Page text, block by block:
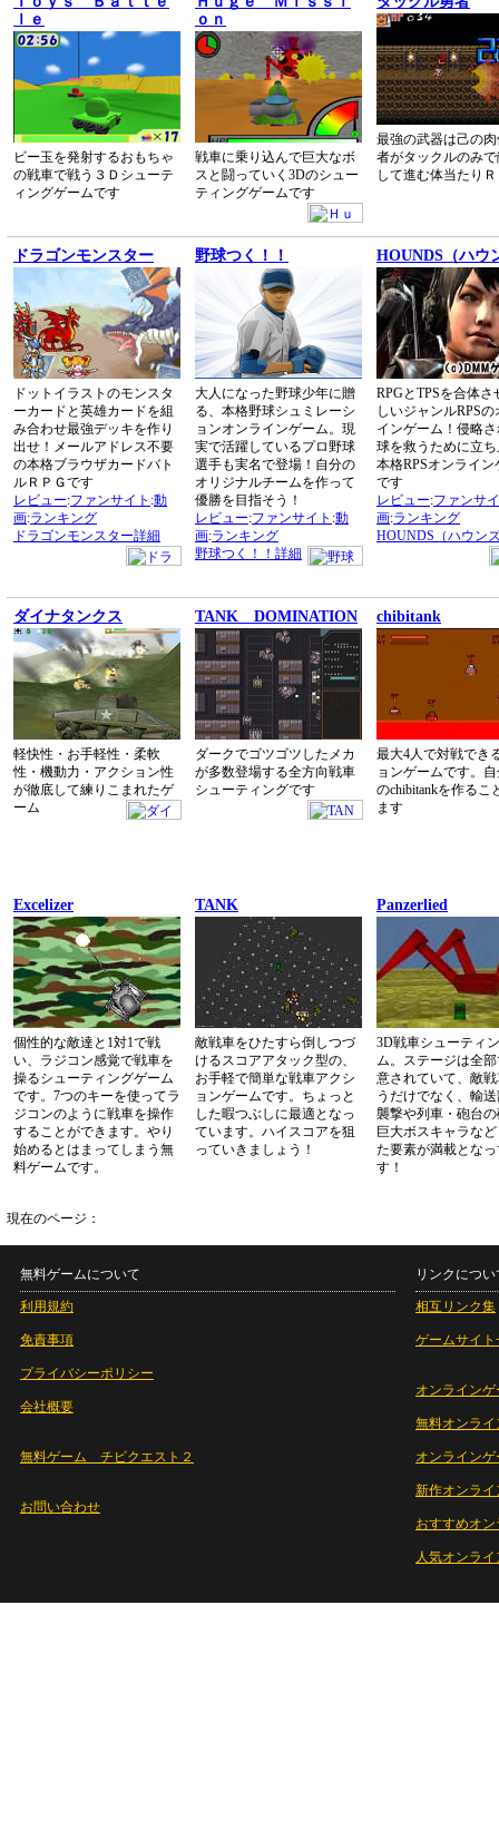
ｌｅ
ビー玉を発射するおもちゃ
の戦車で戦う３Ｄシューテ
ィングゲームです
ｏｎ
戦車に乗り込んで巨大なボ
スと闘っていく3Dのシュー
ティングゲームです
最強の武器は己の
者がタックルのみ
して進む体当たり
ドラゴンモンスター
ドットイラストのモンスタ
ーカードと英雄カードを組
み合わせ最強デッキを作り
出せ！メールアドレス不要
の本格ブラウザカードバト
ルＲＰＧです
レビュー:ファンサイト :動
画:ランキング
ドラゴンモンスター詳細
野球つく！！
大人になった野球少年に贈
る、本格野球シュミレーシ
ョンオンラインゲーム。現
実で活躍しているプロ野球
選手も実名で登場！自分の
オリジナルチームを作って
優勝を目指そう！
レビュー:ファンサイト :動
画:ランキング
野球つく！！詳細
HOUNDS（ハウ
RPGとTPSを合体さ
しいジャンルRPSの
インゲーム！侵略
球を救うために立
本格RPSオンライン
です
レビュー:ファンサ
画:ランキング
HOUNDS（ハウン
ダイナタンクス
軽快性・お手軽性・柔軟
性・機動力・アクション性
が徹底して練りこまれたゲ
ーム
TANK DOMINATION
ダークでゴツゴツしたメカ
が多数登場する全方向戦車
シューティングです
chibitank
最大4人で対戦でき
ョンゲームです。
のchibitankを作るこ
ます
Excelizer
個性的な敵達と1対1で戦
い、ラジコン感覚で戦車を
操るシューティングゲーム
です。7つのキーを使ってラ
ジコンのように戦車を操作
することができます。やり
始めるとはまってしまう無
料ゲームです。
TANK
敵戦車をひたすら倒しつづ
けるスコアアタック型の、
お手軽で簡単な戦車アクシ
ョンゲームです。ちょっと
した暇つぶしに最適となっ
ています。ハイスコアを狙
っていきましょう！
Panzerlied
3D戦車シューティ
ム。ステージは全部
意されていて、敵
うだけでなく、輸
襲撃や列車・砲台
巨大ボスキャラな
た要素が満載とな
す！
現在のページ：
無料ゲームについて
利用規約
免責事項
プライバシーポリシー
会社概要
無料ゲーム チビクエスト２
お問い合わせ
リンクについ
相互リンク集
ゲームサイト
オンラインゲ
無料オンライ
オンライン
新作オンライ
おすすめオ
人気オンラ